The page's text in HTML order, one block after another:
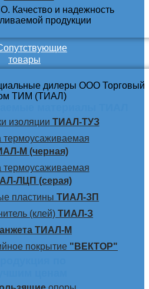
товары
изоляции ТИАЛ-ТУЗ
термоусаживаемая
М (черная)
термоусаживаемая
ЛЦП (серая)
пластины ТИАЛ-ЗП
(клей) ТИАЛ-З
ТИАЛ-М
покрытие "ВЕКТОР"